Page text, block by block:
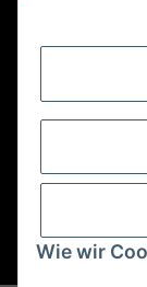
Wie wir
Abholungen nur
E-Mail:
* Alle Preise inkl.